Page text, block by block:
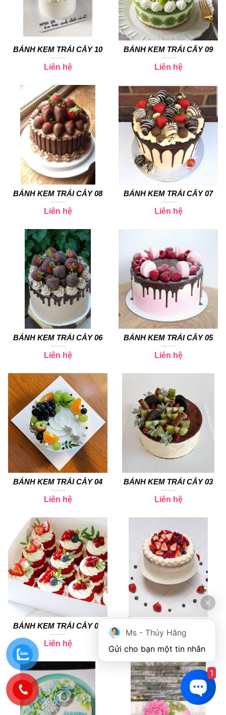
BÁNH KEM TRÁI CÂY 10
Liên hệ
BÁNH KEM TRÁI CÂY 09
Liên hệ
BÁNH KEM TRÁI CÂY 08
Liên hệ
BÁNH KEM TRÁI CÂY 07
Liên hệ
BÁNH KEM TRÁI CÂY 06
Liên hệ
BÁNH KEM TRÁI CÂY 05
Liên hệ
BÁNH KEM TRÁI CÂY 04
Liên hệ
BÁNH KEM TRÁI CÂY 03
Liên hệ
BÁNH KEM TRÁI CÂY 02
Liên hệ Liên hệ
Ms - Thúy Hằng
Gửi cho bạn một tin nhắn
1